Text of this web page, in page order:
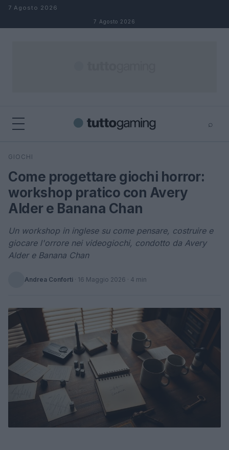
Salta al contenuto
7 Agosto 2026
7 Agosto 2026
⌕
Cerca
GIOCHI
Come progettare giochi horror:
workshop pratico con Avery
Alder e Banana Chan
Un workshop in inglese su come pensare, costruire e
giocare l'orrore nei videogiochi, condotto da Avery
Alder e Banana Chan
Andrea Conforti · 16 Maggio 2026 · 4 min